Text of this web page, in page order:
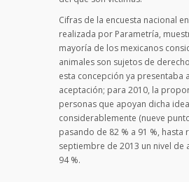
Cifras de la encuesta nacional
realizada por Parametría,
mayoría de los mexicanos
animales son sujetos de
esta concepción ya presentaba
aceptación; para 2010, la
personas que apoyan dicha
considerablemente (nueve
pasando de 82 % a 91 %, hasta
septiembre de 2013 un nivel de
94 %.